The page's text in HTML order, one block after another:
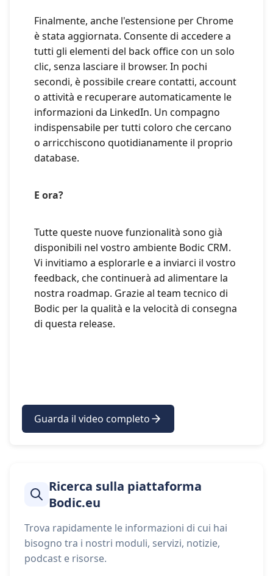
Finalmente, anche l'estensione per Chrome
è stata aggiornata. Consente di accedere a
tutti gli elementi del back office con un solo
clic, senza lasciare il browser. In pochi
secondi, è possibile creare contatti, account
o attività e recuperare automaticamente le
informazioni da LinkedIn. Un compagno
indispensabile per tutti coloro che cercano
o arricchiscono quotidianamente il proprio
database.
E ora?
Tutte queste nuove funzionalità sono già
disponibili nel vostro ambiente Bodic CRM.
Vi invitiamo a esplorarle e a inviarci il vostro
feedback, che continuerà ad alimentare la
nostra roadmap. Grazie al team tecnico di
Bodic per la qualità e la velocità di consegna
di questa release.
Guarda il video completo
Ricerca sulla piattaforma
Bodic.eu
Trova rapidamente le informazioni di cui hai
bisogno tra i nostri moduli, servizi, notizie,
podcast e risorse.